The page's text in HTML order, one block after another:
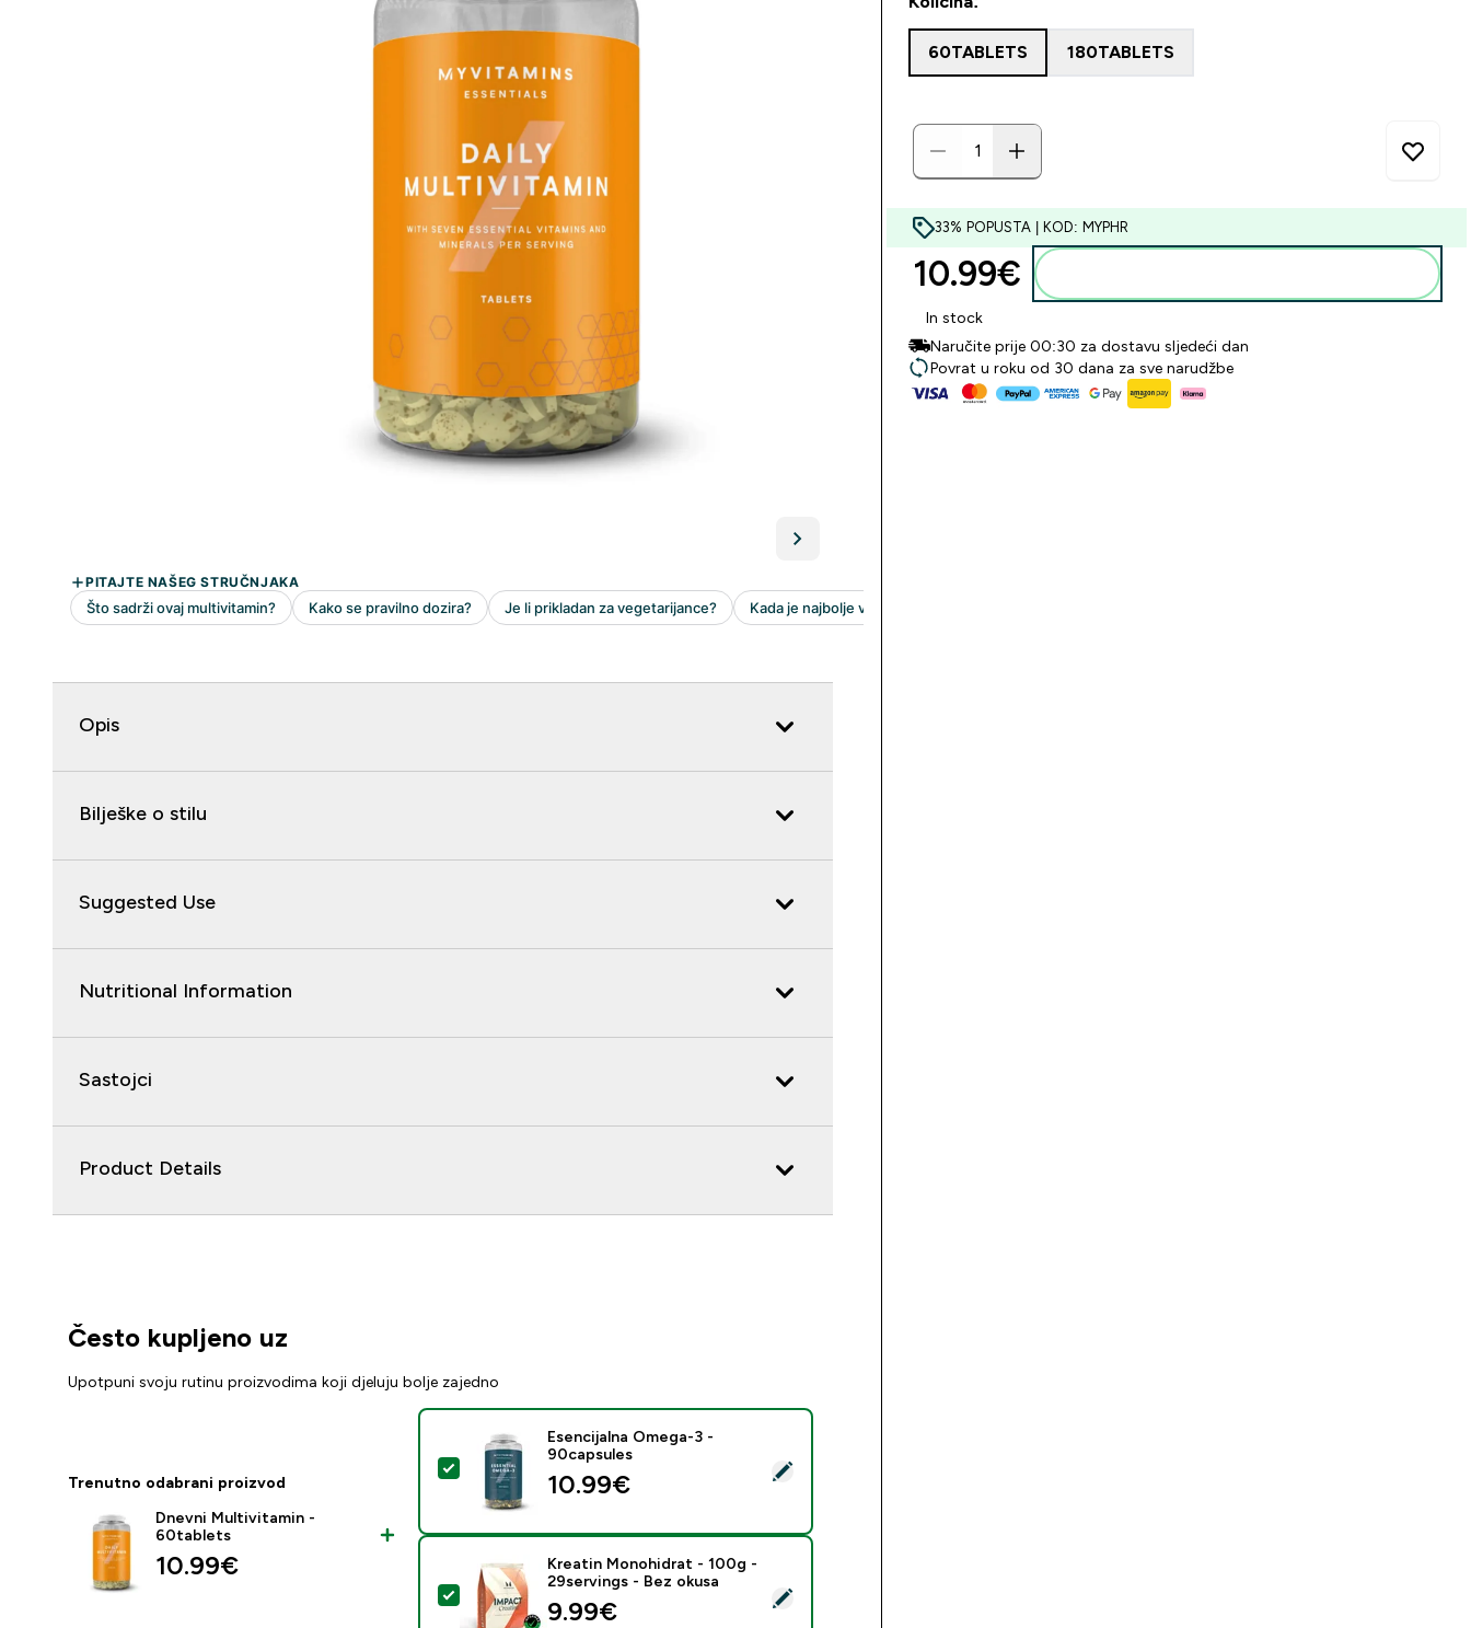
Opis
Bilješke o stilu
Suggested Use
Nutritional Information
Sastojci
Product Details
Često kupljeno uz
Upotpuni svoju rutinu proizvodima koji djeluju bolje zajedno
Trenutno odabrani proizvod
Dnevni Multivitamin -
60tablets
10.99€‎
Odaberi ovaj proizvod - Esencijalna Omega-3 - 90capsules
Esencijalna Omega-3 -
90capsules
10.99€‎
Odaberi ovaj proizvod - Kreatin Monohidrat - 100g - 29servings - Bez okusa
Kreatin Monohidrat - 100g -
29servings - Bez okusa
9.99€‎
60TABLETS 180TABLETS
33% POPUSTA | KOD: MYPHR
10.99€‎
In stock
Naručite prije 00:30 za dostavu sljedeći dan
Povrat u roku od 30 dana za sve narudžbe